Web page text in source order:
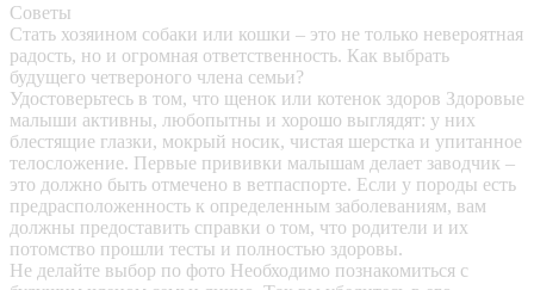
Советы
Стать хозяином собаки или кошки – это не только невероятная
радость, но и огромная ответственность. Как выбрать
будущего четвероного члена семьи?
Удостоверьтесь в том, что щенок или котенок здоров Здоровые
малыши активны, любопытны и хорошо выглядят: у них
блестящие глазки, мокрый носик, чистая шерстка и упитанное
телосложение. Первые прививки малышам делает заводчик –
это должно быть отмечено в ветпаспорте. Если у породы есть
предрасположенность к определенным заболеваниям, вам
должны предоставить справки о том, что родители и их
потомство прошли тесты и полностью здоровы.
Не делайте выбор по фото Необходимо познакомиться с